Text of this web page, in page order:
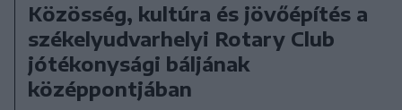
Közösség, kultúra és jövőépítés a
székelyudvarhelyi Rotary Club
jótékonysági báljának
középpontjában